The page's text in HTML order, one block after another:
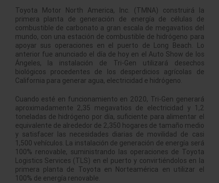
Toyota Motor North America, Inc. (TMNA) construirá la
primera planta de generación de energía de células de
combustible de carbonato a gran escala de megavatios del
mundo, con una estación de combustible de hidrógeno para
apoyar sus operaciones en el puerto de Long Beach. Lo
anterior fue anunciado el día de hoy en el Auto Show de los
Ángeles, la instalación de Tri-Gen utilizará desechos
biológicos procedentes de los desperdicios agrícolas de
California para generar agua, electricidad e hidrógeno.
Cuando esté en funcionamiento en 2020, Tri-Gen generará
aproximadamente 2,35 megavatios de electricidad y 1,2
toneladas de hidrógeno por día, suficiente para alimentar el
equivalente de alrededor de 2,350 hogares de tamaño medio
y satisfacer las necesidades diarias de movilidad de casi
1,500 vehículos. La instalación de generación de energía será
100% renovable, suministrando las operaciones de Toyota
Logistics Services (TLS) en el puerto y convirtiéndolos en la
primera planta de Toyota en Norteamérica en utilizar el
100% de energía renovable.